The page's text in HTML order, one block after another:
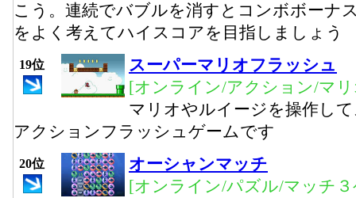
こう。連続でバブルを消すとコンボボーナ
をよく考えてハイスコアを目指しましょう
19位
スーパーマリオフラッシュ
[オンライン/アクション/マ
マリオやルイージを操作し
アクションフラッシュゲームです
20位
オーシャンマッチ
[オンライン/パズル/マッチ